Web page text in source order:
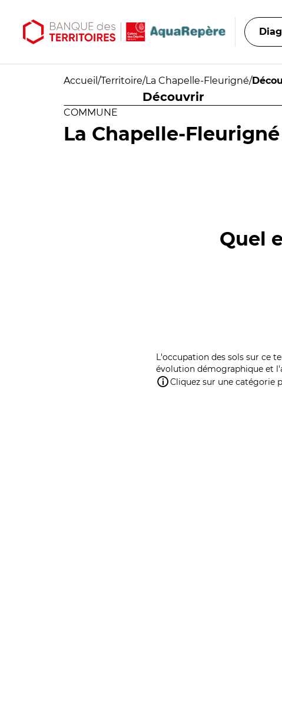
Accueil /Territoire/La Chapelle-Fleurigné/
Découvrir
COMMUNE
La Chapelle-Fleurigné
Quel
L'occupation des sols sur ce
évolution démographique et
Cliquez sur une catégorie